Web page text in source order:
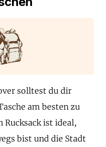
solltest du dir
am besten zu
Rucksack ist ideal,
bist und die Stadt